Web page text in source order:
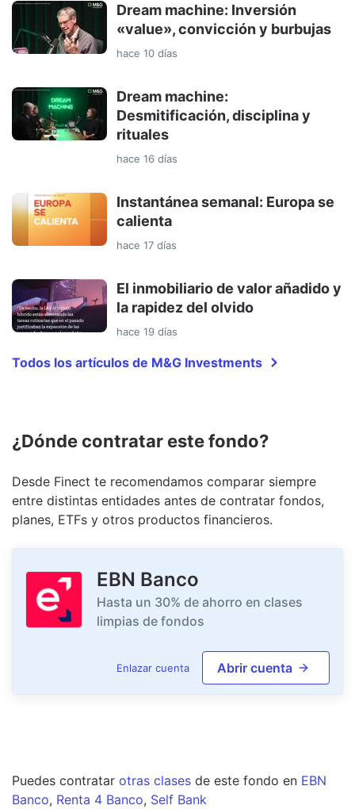
Dream machine: Inversión
«value», convicción y burbujas
hace 10 días
Dream machine:
Desmitificación, disciplina y
rituales
hace 16 días
Instantánea semanal: Europa se
calienta
hace 17 días
El inmobiliario de valor añadido y
la rapidez del olvido
hace 19 días
Todos los artículos de M&G Investments
¿Dónde contratar este fondo?
Desde Finect te recomendamos comparar siempre
entre distintas entidades antes de contratar fondos,
planes, ETFs y otros productos financieros.
EBN Banco
Hasta un 30% de ahorro en clases
limpias de fondos
Enlazar cuenta Abrir cuenta
Puedes contratar otras clases de este fondo en EBN
Banco, Renta 4 Banco, Self Bank